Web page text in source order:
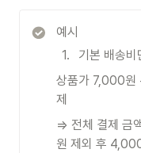
예시
1.
기본 배송비
상품가 7,000
제
⇒ 전체 결제 금
원 제외 후